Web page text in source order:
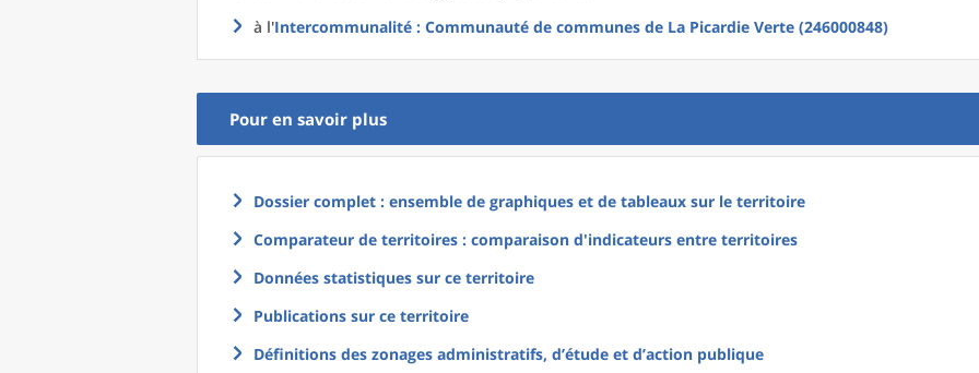
à l'Intercommunalité : Communauté de communes de La Picardie Verte (246000848)
Pour en savoir plus
Dossier complet : ensemble de graphiques et de tableaux sur le territoire
Comparateur de territoires : comparaison d'indicateurs entre territoires
Données statistiques sur ce territoire
Publications sur ce territoire
Définitions des zonages administratifs, d’étude et d’action publique